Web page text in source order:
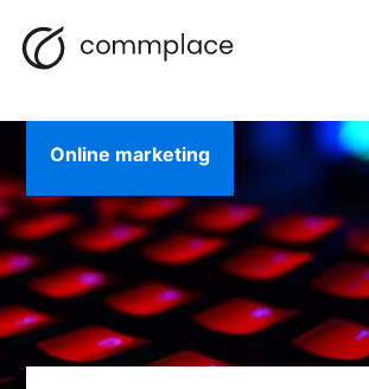
Przejdź
do
Nawigacja
BLOG
Online marketing